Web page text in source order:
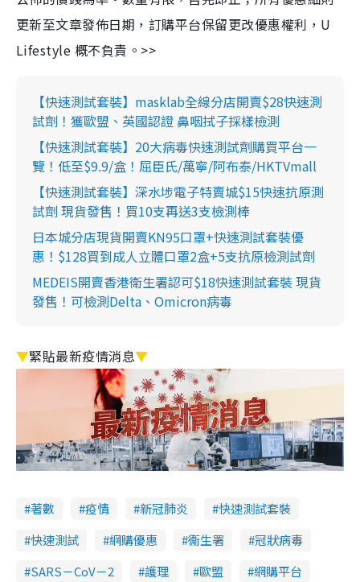
更新至文章發佈日期，訂購平台保留更改優惠權利，U
Lifestyle 概不負責。>>
【快速測試套裝】masklab全線分店開賣$28快速測
試劑！獲歐盟、英國認證 鼻咽拭子採樣檢測
【快速測試套裝】20大病毒快速測試劑購買平台一
覽！低至$9.9/盒！屈臣氏/萬寧/阿布泰/HKTVmall
【快速測試套裝】深水埗電子特賣城$15快速抗原測
試劑 現貨發售！買10支再送3支檢測棒
日本城分店現貨開賣KN95口罩+快速測試套裝優
惠！$128買到成人立體口罩2盒+5支抗原檢測試劑
MEDEIS開賣香港衛生署認可$18快速測試套裝 現貨
發售！可檢測Delta、Omicron病毒
▼緊貼最新疫情消息▼
著數 疫情 新冠肺炎
快速測試套裝
快速測試
網購優惠 衞生署
冠狀病毒
SARS－CoV－2
護理 歐盟 網購平台